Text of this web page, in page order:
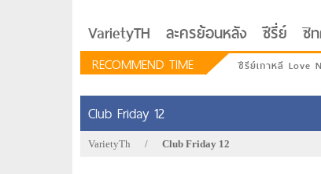
VarietyTH ละครย้อนหลัง ซีรี่ย์ ซิ
RECOMMEND TIME ซีรีย์เกาหลี Love
Club Friday 12
VarietyTh / Club Friday 12